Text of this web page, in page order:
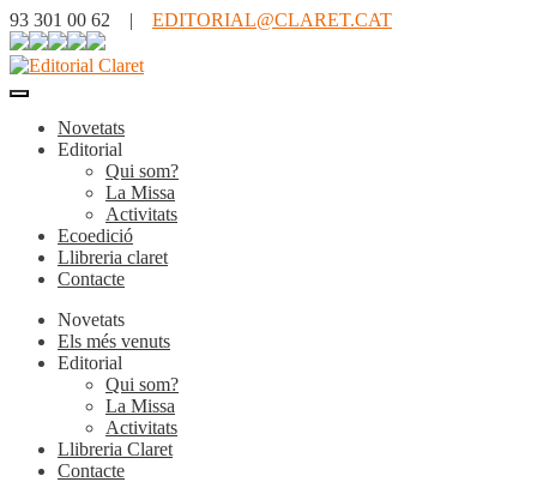
93 301 00 62 | EDITORIAL@CLARET.CAT
Novetats
Editorial
Qui som?
La Missa
Activitats
Ecoedició
Llibreria claret
Contacte
Novetats
Els més venuts
Editorial
Qui som?
La Missa
Activitats
Llibreria Claret
Contacte